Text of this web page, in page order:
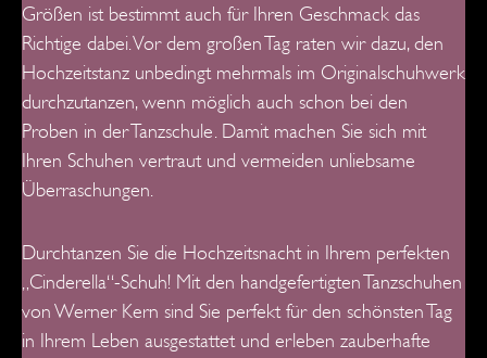
Größen ist bestimmt auch für Ihren Geschmack das
Richtige dabei. Vor dem großen Tag raten wir dazu, den
Hochzeitstanz unbedingt mehrmals im Originalschuhwerk
durchzutanzen, wenn möglich auch schon bei den
Proben in der Tanzschule. Damit machen Sie sich mit
Ihren Schuhen vertraut und vermeiden unliebsame
Überraschungen.
Durchtanzen Sie die Hochzeitsnacht in Ihrem perfekten
„Cinderella“-Schuh! Mit den handgefertigten Tanzschuhen
von Werner Kern sind Sie perfekt für den schönsten Tag
in Ihrem Leben ausgestattet und erleben zauberhafte